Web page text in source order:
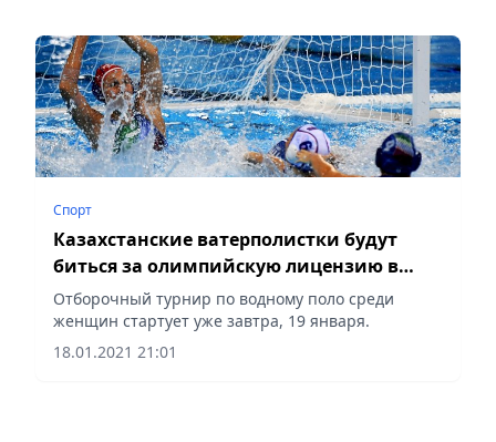
Спорт
Казахстанские ватерполистки будут
биться за олимпийскую лицензию в
Италии
Отборочный турнир по водному поло среди
женщин стартует уже завтра, 19 января.
18.01.2021 21:01